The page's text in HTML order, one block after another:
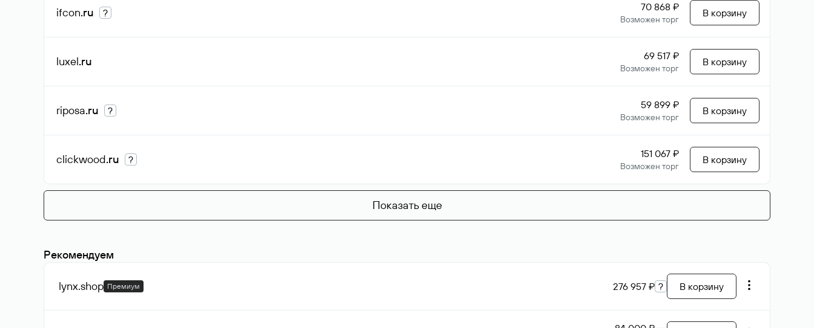
ifcon.ru ? 70 868 ₽
Возможен торг
В корзину
luxel.ru 69 517 ₽
Возможен торг
В корзину
riposa.ru ? 59 899 ₽
Возможен торг
В корзину
clickwood.ru ? 151 067 ₽
Возможен торг
В корзину
Показать еще
Рекомендуем
lynx.shop Премиум 276 957 ₽ ? В корзину